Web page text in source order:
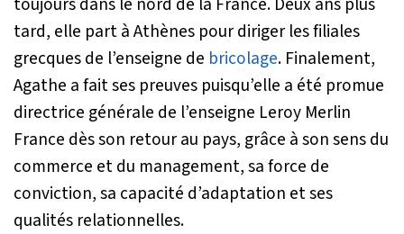
tard, elle part à Athènes pour diriger les filiales
grecques de l’enseigne de bricolage. Finalement,
Agathe a fait ses preuves puisqu’elle a été promue
directrice générale de l’enseigne Leroy Merlin
France dès son retour au pays, grâce à son sens du
commerce et du management, sa force de
conviction, sa capacité d’adaptation et ses
qualités relationnelles.